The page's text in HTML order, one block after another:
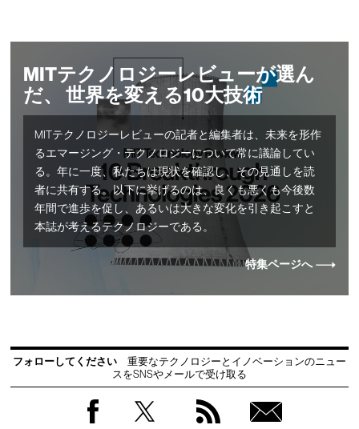
MITテクノロジーレビューが選ん
だ、 世界を変える10大技術
MITテクノロジーレビューの記者と編集者は、未来を形作
るエマージング・テクノロジーについて常に議論してい
る。年に一度、私たちは現状を確認し、その見通しを読
者に共有する。以下に挙げるのは、良くも悪くも今後数
年間で進歩を促し、あるいは大きな変化を引き起こすと
本誌が考えるテクノロジーである。
特集ページへ
フォローしてください
重要なテクノロジーとイノベーションのニュー
スをSNSやメールで受け取る